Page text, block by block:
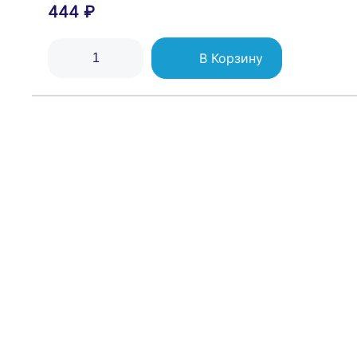
Блок комбинированный Glossa (розетка защ.
444 ₽
В Корзину